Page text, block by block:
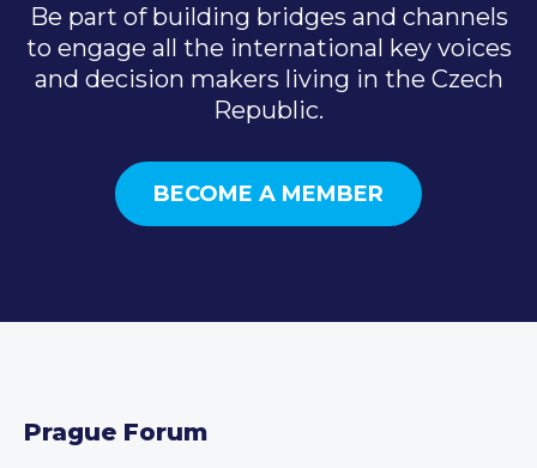
Be part of building bridges and channels
to engage all the international key voices
and decision makers living in the Czech
Republic.
BECOME A MEMBER
Prague Forum